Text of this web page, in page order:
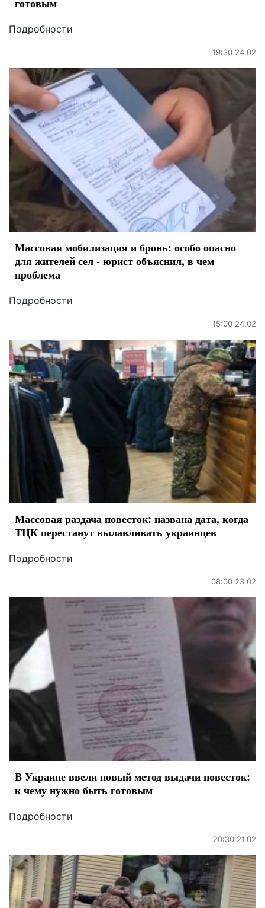
готовым
Подробности
19:30 24.02
Массовая мобилизация и бронь: особо опасно
для жителей сел - юрист объяснил, в чем
проблема
Подробности
15:00 24.02
Массовая раздача повесток: названа дата, когда
ТЦК перестанут вылавливать украинцев
Подробности
08:00 23.02
В Украине ввели новый метод выдачи повесток:
к чему нужно быть готовым
Подробности
20:30 21.02